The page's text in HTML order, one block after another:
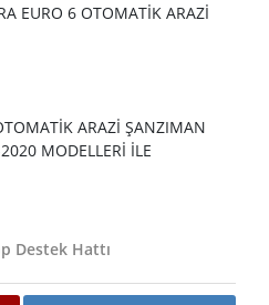
EURO 6 OTOMATİK ARAZİ
ARAZİ ŞANZIMAN
MODELLERİ İLE
Destek Hattı